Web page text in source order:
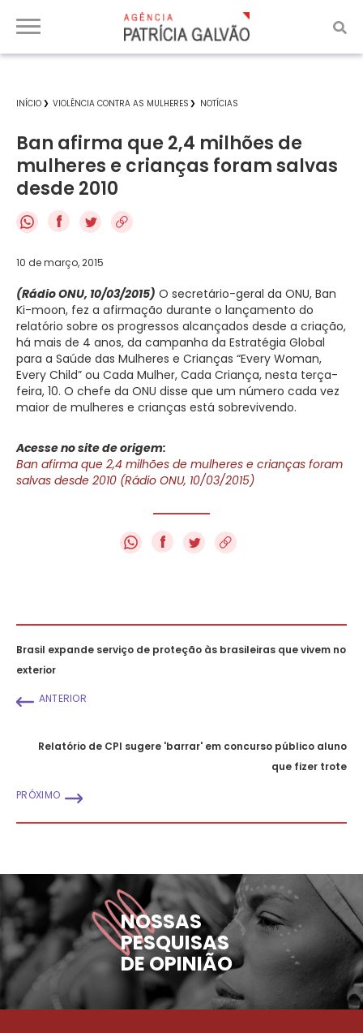
INÍCIO VIOLÊNCIA CONTRA AS MULHERES NOTÍCIAS
Ban afirma que 2,4 milhões de
mulheres e crianças foram salvas
desde 2010
f
10 de março, 2015
(Rádio ONU, 10/03/2015) O secretário-geral da ONU, Ban
Ki-moon, fez a afirmação durante o lançamento do
relatório sobre os progressos alcançados desde a criação,
há mais de 4 anos, da campanha da Estratégia Global
para a Saúde das Mulheres e Crianças “Every Woman,
Every Child” ou Cada Mulher, Cada Criança, nesta terça-
feira, 10. O chefe da ONU disse que um número cada vez
maior de mulheres e crianças está sobrevivendo.
Acesse no site de origem:
Ban afirma que 2,4 milhões de mulheres e crianças foram
salvas desde 2010 (Rádio ONU, 10/03/2015)
f
Brasil expande serviço de proteção às brasileiras que vivem no
exterior
ANTERIOR
Relatório de CPI sugere 'barrar' em concurso público aluno
que fizer trote
PRÓXIMO
NOSSAS
PESQUISAS
DE OPINIÃO